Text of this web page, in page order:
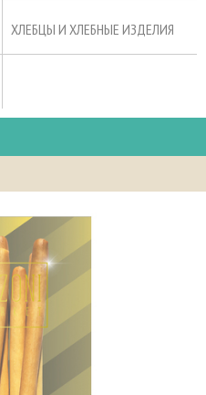
ХЛЕБЦЫ И ХЛЕБНЫЕ ИЗДЕЛИЯ